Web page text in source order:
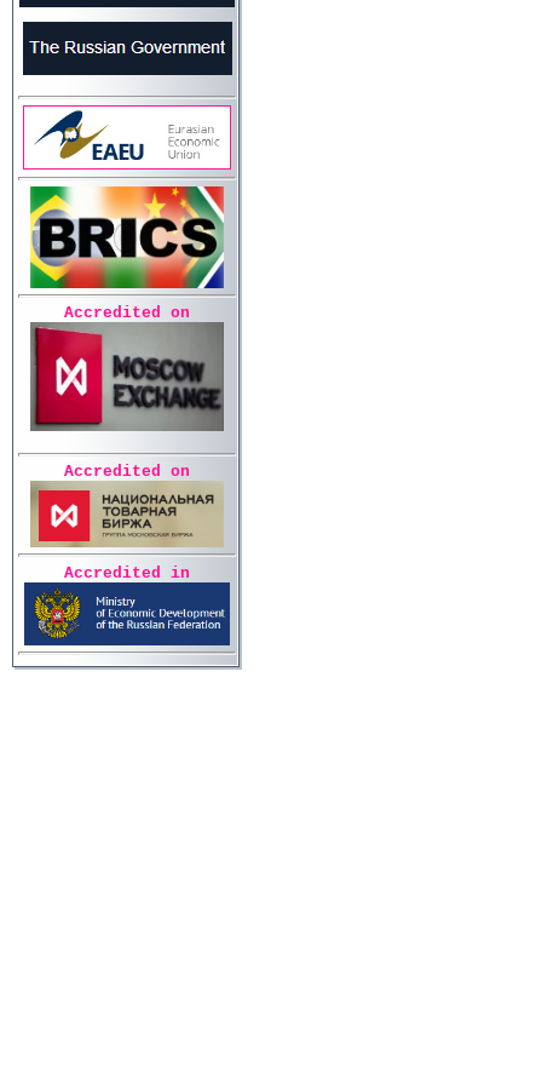
Accredited on
Accredited on
Accredited in